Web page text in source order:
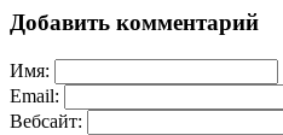
Добавить комментарий
Имя:
Email:
Вебсайт: